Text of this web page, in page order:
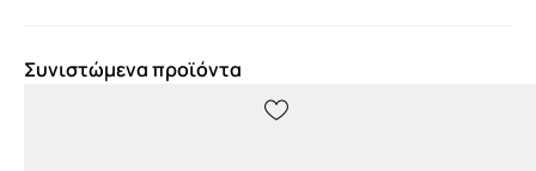
Συνιστώμενα προϊόντα